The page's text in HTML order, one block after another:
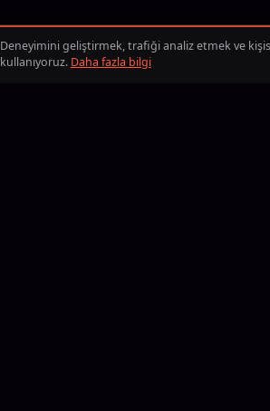
Deneyimini geliştirmek, trafiği analiz etmek ve
kullanıyoruz. Daha fazla bilgi